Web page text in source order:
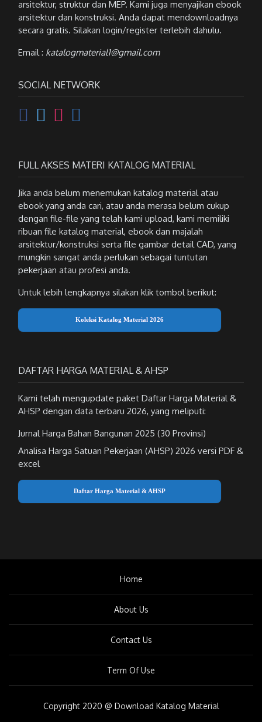
arsitektur, struktur dan MEP. Kami juga menyajikan ebook
arsitektur dan konstruksi. Anda dapat mendownloadnya
secara gratis. Silakan login/register terlebih dahulu.
Email : katalogmaterial1@gmail.com
SOCIAL NETWORK
FULL AKSES MATERI KATALOG MATERIAL
Jika anda belum menemukan katalog material atau
ebook yang anda cari, atau anda merasa belum cukup
dengan file-file yang telah kami upload, kami memiliki
ribuan file katalog material, ebook dan majalah
arsitektur/konstruksi serta file gambar detail CAD, yang
mungkin sangat anda perlukan sebagai tuntutan
pekerjaan atau profesi anda.
Untuk lebih lengkapnya silakan klik tombol berikut:
Koleksi Katalog Material 2026
DAFTAR HARGA MATERIAL & AHSP
Kami telah mengupdate paket Daftar Harga Material &
AHSP dengan data terbaru 2026, yang meliputi:
Jurnal Harga Bahan Bangunan 2025 (30 Provinsi)
Analisa Harga Satuan Pekerjaan (AHSP) 2026 versi PDF &
excel
Daftar Harga Material & AHSP
Home
About Us
Contact Us
Term Of Use
Copyright 2020 @ Download Katalog Material